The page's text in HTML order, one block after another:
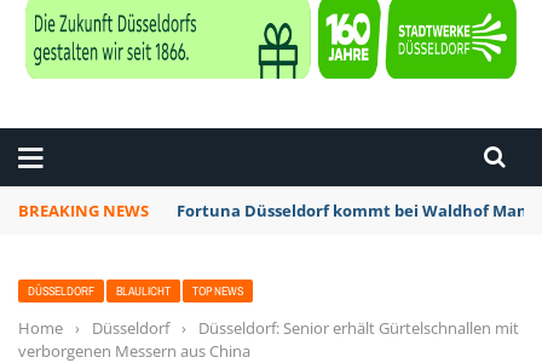
BREAKING NEWS Fortuna Düsseldorf kommt bei Waldhof
DÜSSELDORF BLAULICHT TOP NEWS
Home › Düsseldorf ›
Düsseldorf: Senior erhält Gürtelschnallen mit
verborgenen Messern aus China